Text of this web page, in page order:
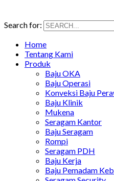
Search for:
Home
Tentang Kami
Produk
Baju OKA
Baju Operasi
Konveksi Baju
Baju Klinik
Mukena
Seragam Kantor
Baju Seragam
Rompi
Seragam PDH
Baju Kerja
Baju Pemadam